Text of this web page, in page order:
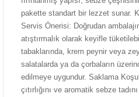
pakette standart bir lezzet sunar.
Servis Önerisi: Doğrudan
atıştırmalık olarak keyifle
tabaklarında, krem peynir veya
salatalarda ya da çorbaların
edilmeye uygundur. Saklama
çıtırlığını ve aromatik sebze